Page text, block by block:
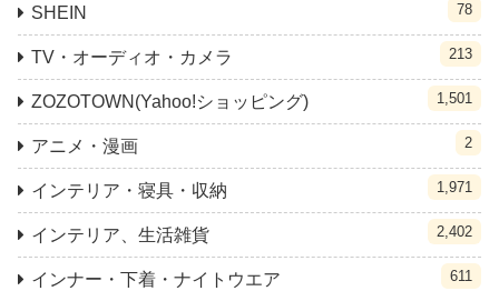
SHEIN 78
TV・オーディオ・カメラ 213
ZOZOTOWN(Yahoo!ショッピング) 1,501
アニメ・漫画 2
インテリア・寝具・収納 1,971
インテリア、生活雑貨 2,402
インナー・下着・ナイトウエア 611